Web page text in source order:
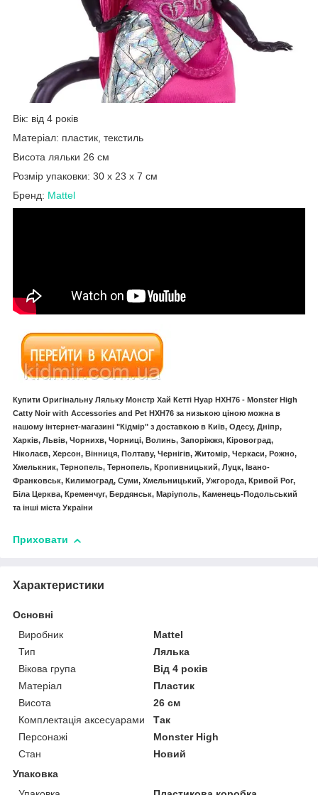
Вік: від 4 років
Матеріал: пластик, текстиль
Висота ляльки 26 см
Розмір упаковки: 30 x 23 x 7 см
Бренд: Mattel
Купити Оригінальну Ляльку Монстр Хай Кетті Нуар HXH76 - Monster High
Catty Noir with Accessories and Pet HXH76 за низькою ціною можна в
нашому інтернет-магазині "Кідмір" з доставкою в Київ, Одесу, Дніпр,
Харків, Львів, Чорнихв, Чорниці, Волинь, Запоріжжя, Кіровоград,
Ніколаєв, Херсон, Вінниця, Полтаву, Чернігів, Житомір, Черкаси, Рожно,
Хмелькник, Тернопель, Тернопель, Кропивницький, Луцк, Івано-
Франковськ, Килимоград, Суми, Хмельницький, Ужгорода, Кривой Рог,
Біла Церква, Кременчуг, Бердянськ, Маріуполь, Каменець-Подольський
та інші міста України
Приховати
Характеристики
Основні
Виробник
Mattel
Тип
Лялька
Вікова група
Від 4 років
Матеріал
Пластик
Висота
26 см
Комплектація аксесуарами
Так
Персонажі
Monster High
Стан
Новий
Упаковка